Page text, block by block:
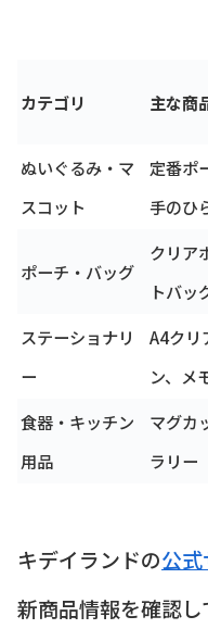
カテゴリ 主な商
ぬいぐるみ・マ
スコット
定番ポ
手のひ
ポーチ・バッグ
クリア
トバッ
ステーショナリ
ー
A4クリ
ン、メ
食器・キッチン
用品
マグカ
ラリー
キデイランドの公
新商品情報を確認